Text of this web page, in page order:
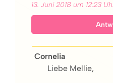
13. Juni 2018 um 12:23
Cornelia
Liebe Mellie,